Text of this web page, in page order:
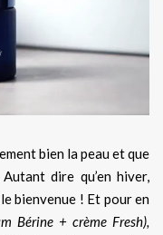
bien la peau et que
dire qu’en hiver,
bienvenue ! Et pour en
Bérine + crème Fresh),